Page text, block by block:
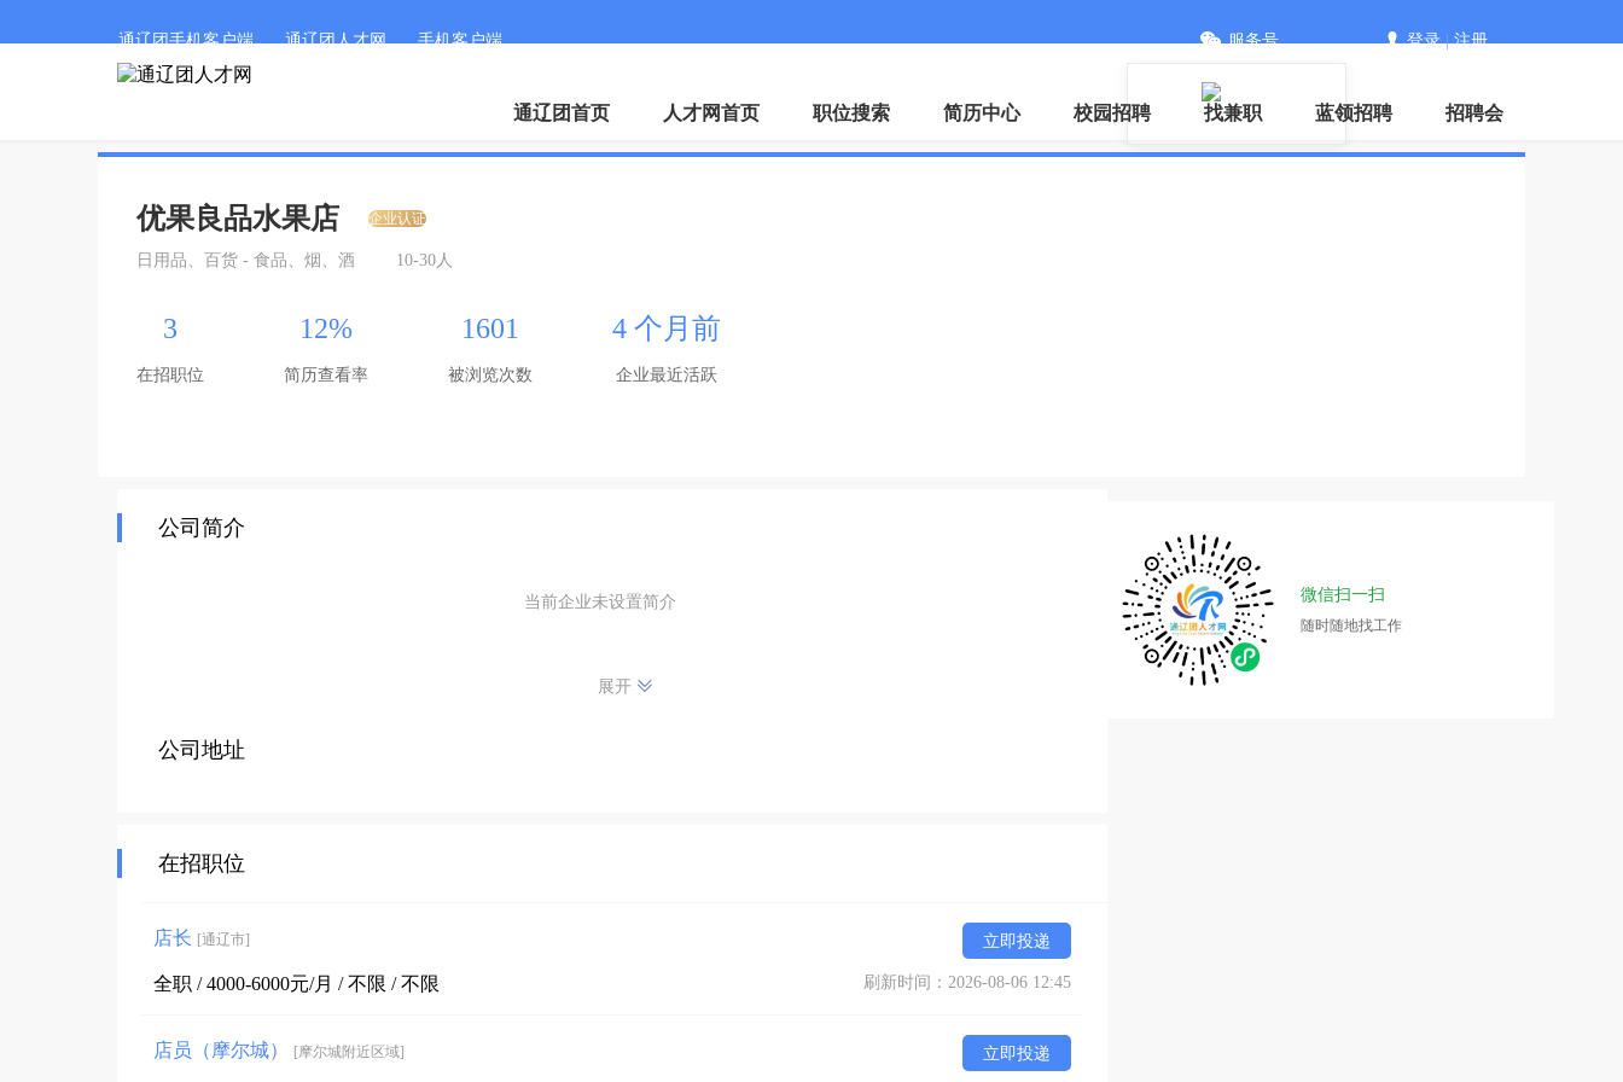
通辽团手机客户端 通辽团人才网 手机客户端
微信
服务号 登录|注册
通辽团首页 人才网首页 职位搜索 简历中心 校园招聘 找兼职 蓝领招聘 招聘会
优果良品水果店 企业认证
日用品、百货 - 食品、烟、酒 10-30人
3
在招职位
12%
简历查看率
1601
被浏览次数
4 个月前
企业最近活跃
公司简介
当前企业未设置简介
展开
公司地址
在招职位
店长 [通辽市] 立即投递
全职 / 4000-6000元/月 / 不限 / 不限 刷新时间：2026-08-06 12:45
店员（摩尔城） [摩尔城附近区域] 立即投递
微信扫一扫
随时随地找工作